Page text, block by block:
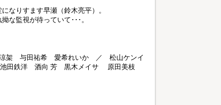
なりすます早瀬（鈴木亮平）。
な監視が待っていて･･･。
架 与田祐希 愛希れいか ／ 松山ケンイ
鉄洋 酒向 芳 黒木メイサ 原田美枝